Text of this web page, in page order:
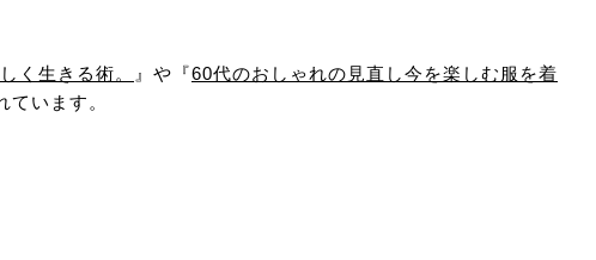
く生きる術。 』や『60代のおしゃれの見直し今を楽しむ服を着
います。